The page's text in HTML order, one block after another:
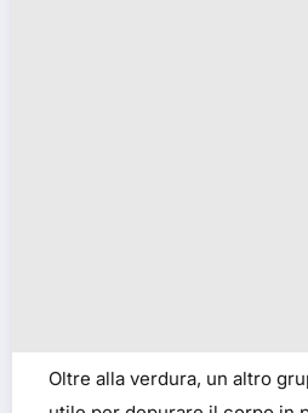
Oltre alla verdura, un altro